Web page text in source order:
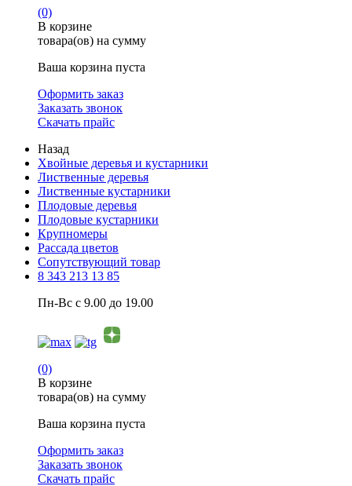
(0)
В корзине
товара(ов) на сумму
Ваша корзина пуста
Оформить заказ
Заказать звонок
Скачать прайс
Назад
Хвойные деревья и кустарники
Лиственные деревья
Лиственные кустарники
Плодовые деревья
Плодовые кустарники
Крупномеры
Рассада цветов
Сопутствующий товар
8 343 213 13 85
Пн-Вс с 9.00 до 19.00
(0)
В корзине
товара(ов) на сумму
Ваша корзина пуста
Оформить заказ
Заказать звонок
Скачать прайс